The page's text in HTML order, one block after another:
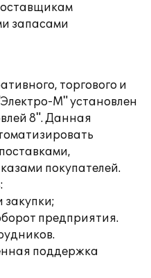
запасами
торгового и
М" установлен
8". Данная
покупателей.
предприятия.
поддержка